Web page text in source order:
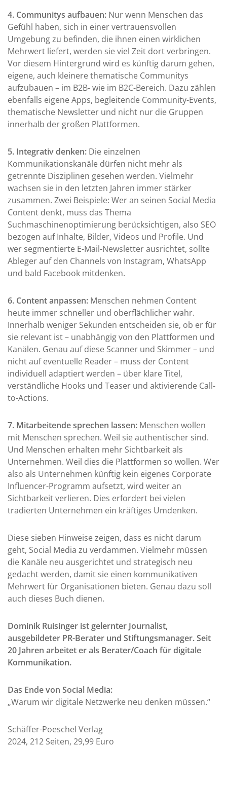
4. Communitys aufbauen: Nur wenn Menschen das
Gefühl haben, sich in einer vertrauensvollen
Umgebung zu befinden, die ihnen einen wirklichen
Mehrwert liefert, werden sie viel Zeit dort verbringen.
Vor diesem Hintergrund wird es künftig darum gehen,
eigene, auch kleinere thematische Communitys
aufzubauen – im B2B- wie im B2C-Bereich. Dazu zählen
ebenfalls eigene Apps, begleitende Community-Events,
thematische Newsletter und nicht nur die Gruppen
innerhalb der großen Plattformen.
5. Integrativ denken: Die einzelnen
Kommunikationskanäle dürfen nicht mehr als
getrennte Disziplinen gesehen werden. Vielmehr
wachsen sie in den letzten Jahren immer stärker
zusammen. Zwei Beispiele: Wer an seinen Social Media
Content denkt, muss das Thema
Suchmaschinenoptimierung berücksichtigen, also SEO
bezogen auf Inhalte, Bilder, Videos und Profile. Und
wer segmentierte E-Mail-Newsletter ausrichtet, sollte
Ableger auf den Channels von Instagram, WhatsApp
und bald Facebook mitdenken.
6. Content anpassen: Menschen nehmen Content
heute immer schneller und oberflächlicher wahr.
Innerhalb weniger Sekunden entscheiden sie, ob er für
sie relevant ist – unabhängig von den Plattformen und
Kanälen. Genau auf diese Scanner und Skimmer – und
nicht auf eventuelle Reader – muss der Content
individuell adaptiert werden – über klare Titel,
verständliche Hooks und Teaser und aktivierende Call-
to-Actions.
7. Mitarbeitende sprechen lassen: Menschen wollen
mit Menschen sprechen. Weil sie authentischer sind.
Und Menschen erhalten mehr Sichtbarkeit als
Unternehmen. Weil dies die Plattformen so wollen. Wer
also als Unternehmen künftig kein eigenes Corporate
Influencer-Programm aufsetzt, wird weiter an
Sichtbarkeit verlieren. Dies erfordert bei vielen
tradierten Unternehmen ein kräftiges Umdenken.
Diese sieben Hinweise zeigen, dass es nicht darum
geht, Social Media zu verdammen. Vielmehr müssen
die Kanäle neu ausgerichtet und strategisch neu
gedacht werden, damit sie einen kommunikativen
Mehrwert für Organisationen bieten. Genau dazu soll
auch dieses Buch dienen.
Dominik Ruisinger ist gelernter Journalist,
ausgebildeter PR-Berater und Stiftungsmanager. Seit
20 Jahren arbeitet er als Berater/Coach für digitale
Kommunikation.
Das Ende von Social Media:
„Warum wir digitale Netzwerke neu denken müssen.“
Schäffer-Poeschel Verlag
2024, 212 Seiten, 29,99 Euro